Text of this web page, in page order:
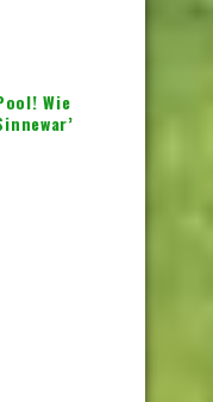
Wie